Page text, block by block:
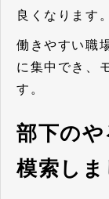
良くなります。
働きやすい職
に集中でき、
す。
部下の
模索しま